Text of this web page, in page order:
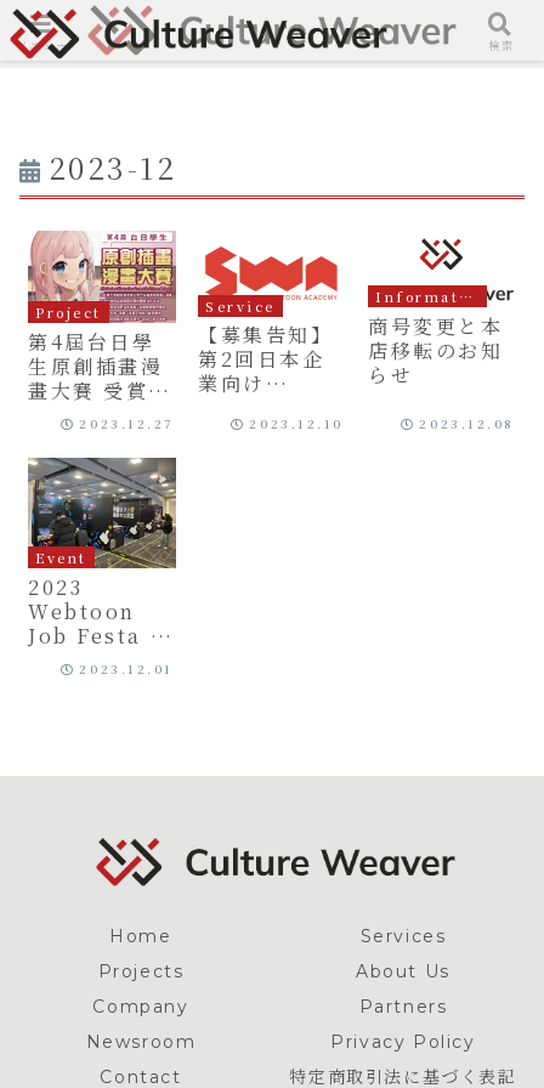
2023-12
Project
第4屆台日學
生原創插畫漫
畫大賽 受賞作
品発表2023.12.27
Service
【募集告知】
第2回日本企
業向け
期研修プログ
2023.12.10
Information
商号変更と本
店移転のお知
らせ
2023.12.08
Event
2023
Webtoon
Job Festa 日
本窓口とし
て、縦スクコ
2023.12.01
Home
Services
Projects
About Us
Company
Partners
Newsroom
Privacy Policy
Contact
特定商取引法に基づく表記
メニュー 検索